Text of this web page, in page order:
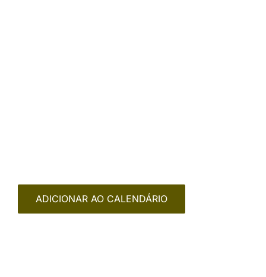
ADICIONAR AO CALENDÁRIO